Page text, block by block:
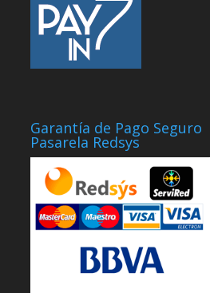
Garantía de Pago Seguro
Pasarela Redsys